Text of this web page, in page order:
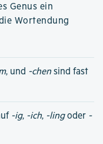
Genus ein
Wortendung
, und -chen sind fast
-ig, -ich, -lingoder -